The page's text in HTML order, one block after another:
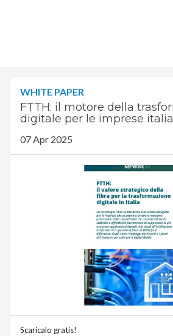
WHITE PAPER
FTTH: il motore della
digitale per le imprese
07 Apr 2025
Scaricalo gratis!